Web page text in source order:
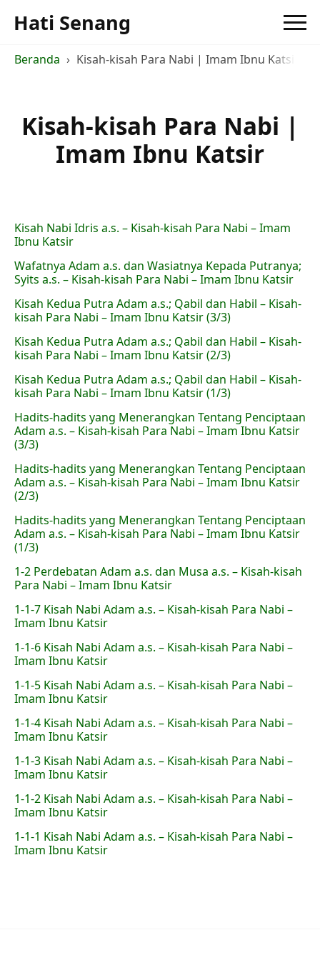
Hati Senang
Beranda Kisah-kisah Para Nabi | Imam Ibnu Katsir
Kisah-kisah Para Nabi |
Imam Ibnu Katsir
Kisah Nabi Idris a.s. – Kisah-kisah Para Nabi – Imam
Ibnu Katsir
Wafatnya Adam a.s. dan Wasiatnya Kepada Putranya;
Syits a.s. – Kisah-kisah Para Nabi – Imam Ibnu Katsir
Kisah Kedua Putra Adam a.s.; Qabil dan Habil – Kisah-
kisah Para Nabi – Imam Ibnu Katsir (3/3)
Kisah Kedua Putra Adam a.s.; Qabil dan Habil – Kisah-
kisah Para Nabi – Imam Ibnu Katsir (2/3)
Kisah Kedua Putra Adam a.s.; Qabil dan Habil – Kisah-
kisah Para Nabi – Imam Ibnu Katsir (1/3)
Hadits-hadits yang Menerangkan Tentang Penciptaan
Adam a.s. – Kisah-kisah Para Nabi – Imam Ibnu Katsir
(3/3)
Hadits-hadits yang Menerangkan Tentang Penciptaan
Adam a.s. – Kisah-kisah Para Nabi – Imam Ibnu Katsir
(2/3)
Hadits-hadits yang Menerangkan Tentang Penciptaan
Adam a.s. – Kisah-kisah Para Nabi – Imam Ibnu Katsir
(1/3)
1-2 Perdebatan Adam a.s. dan Musa a.s. – Kisah-kisah
Para Nabi – Imam Ibnu Katsir
1-1-7 Kisah Nabi Adam a.s. – Kisah-kisah Para Nabi –
Imam Ibnu Katsir
1-1-6 Kisah Nabi Adam a.s. – Kisah-kisah Para Nabi –
Imam Ibnu Katsir
1-1-5 Kisah Nabi Adam a.s. – Kisah-kisah Para Nabi –
Imam Ibnu Katsir
1-1-4 Kisah Nabi Adam a.s. – Kisah-kisah Para Nabi –
Imam Ibnu Katsir
1-1-3 Kisah Nabi Adam a.s. – Kisah-kisah Para Nabi –
Imam Ibnu Katsir
1-1-2 Kisah Nabi Adam a.s. – Kisah-kisah Para Nabi –
Imam Ibnu Katsir
1-1-1 Kisah Nabi Adam a.s. – Kisah-kisah Para Nabi –
Imam Ibnu Katsir